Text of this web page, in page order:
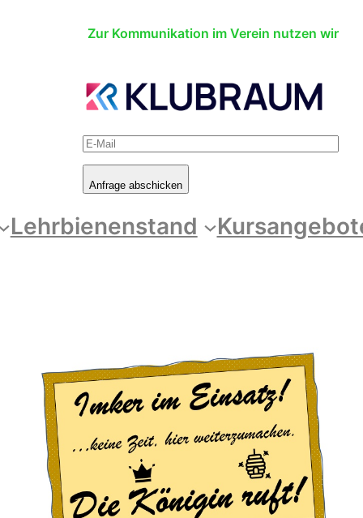
Zur Kommunikation im Verein nutzen wir
Anfrage abschicken
Lehrbienenstand